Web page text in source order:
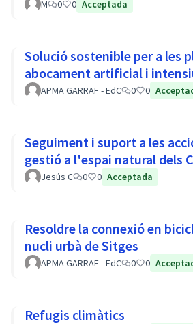
M 0 0 Acceptada
Solució sostenible per a les
abocament artificial i
APMA GARRAF - EdC 0 0
Seguiment i suport a les
gestió a l'espai natural dels
Jesús C 0 0 Acceptada
Resoldre la connexió en
nucli urbà de Sitges
APMA GARRAF - EdC 0 0
Refugis climàtics